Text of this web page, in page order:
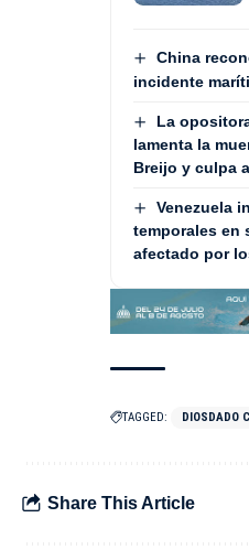
China
incidente
La
lamenta la
Breijo y culpa
Venezuela
temporales en
afectado por
TAGGED: DIOSDADO
Share This Article